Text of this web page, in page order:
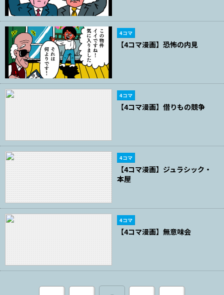
4コマ
【4コマ漫画】恐怖の内見
4コマ
【4コマ漫画】借りもの競争
4コマ
【4コマ漫画】ジュラシック・
本屋
4コマ
【4コマ漫画】無意味会